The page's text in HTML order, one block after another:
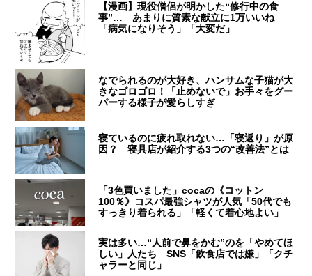
【漫画】現役僧侶が明かした“修行中の食
事”… あまりに質素な献立に1万いいね
「病気になりそう」「大変だ」
なでられるのが大好き、ハンサムな子猫が大
きなゴロゴロ！「止めないで」お手々をグー
パーする様子が愛らしすぎ
寝ているのに疲れ取れない…「寝返り」が原
因？ 寝具店が紹介する3つの“改善法”とは
「3色買いました」cocaの《コットン
100％》コスパ最強シャツが人気「50代でも
すっきり着られる」「軽くて着心地よい」
実は多い…“人前で鼻をかむ”のを「やめてほ
しい」人たち SNS「飲食店では嫌」「クチ
ャラーと同じ」